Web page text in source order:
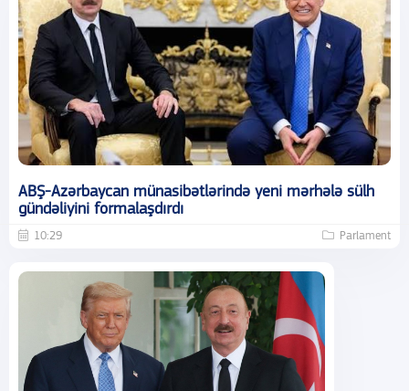
ABŞ-Azərbaycan münasibətlərində yeni mərhələ sülh
gündəliyini formalaşdırdı
10:29 Parlament